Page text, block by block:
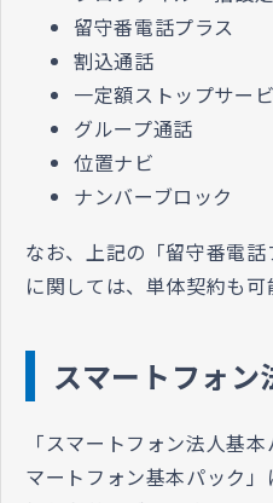
留守番電話プラス
割込通話
一定額ストップサー
グループ通話
位置ナビ
ナンバーブロック
なお、上記の「留守番電
に関しては、単体契約も可
スマートフォン
「スマートフォン法人基
マートフォン基本パック